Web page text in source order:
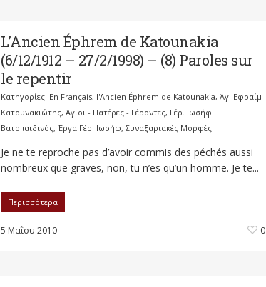
L’Ancien Éphrem de Katounakia
(6/12/1912 – 27/2/1998) – (8) Paroles sur
le repentir
Κατηγορίες: En Français, l'Ancien Éphrem de Katounakia, Άγ. Εφραίμ
Κατουνακιώτης, Άγιοι - Πατέρες - Γέροντες, Γέρ. Ιωσήφ
Βατοπαιδινός, Έργα Γέρ. Ιωσήφ, Συναξαριακές Μορφές
Je ne te reproche pas d’avoir commis des péchés aussi
nombreux que graves, non, tu n’es qu’un homme. Je te...
Περισσότερα
5 Μαΐου 2010 0